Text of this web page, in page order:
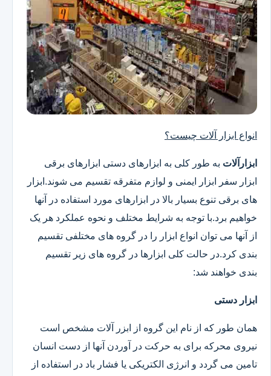
انواع ابزار آلات چیست؟
ابزارآلات به طور کلی به ابزارهای دستی ابزارهای برقی
ابزار سفر ابزار ایمنی و لوازم متفرقه تقسیم می شوند.ابزار
های برقی تنوع بسیار بالا در ابزارهای مورد استفاده در آنها
خواهیم برد.با توجه به شرایط مختلف و نحوه عملکرد هر یک
از آنها می توان انواع ابزار را در گروه های مختلفی تقسیم
بندی کرد.در حالت کلی ابزارها در گروه های زیر تقسیم
بندی خواهند شد:
ابزار دستی
همان طور که از نام این گروه از ابزر آلات مشخص است
نیروی محرکه برای به حرکت در آوردن آنها از دست انسان
تامین می گردد و انرژی الکتریکی یا فشار باد در استفاده از